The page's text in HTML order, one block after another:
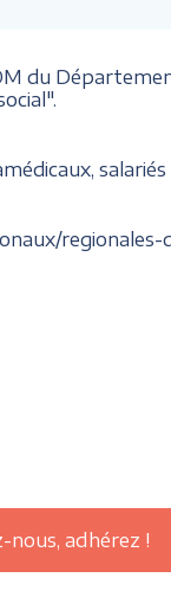
du
nous, adhérez !